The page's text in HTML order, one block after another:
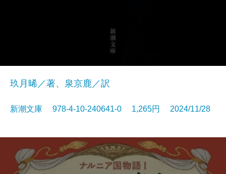
玖月晞／著、泉京鹿／訳
新潮文庫 978-4-10-240641-0 1,265円 2024/11/28